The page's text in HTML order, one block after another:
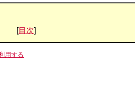
[目次]
用する